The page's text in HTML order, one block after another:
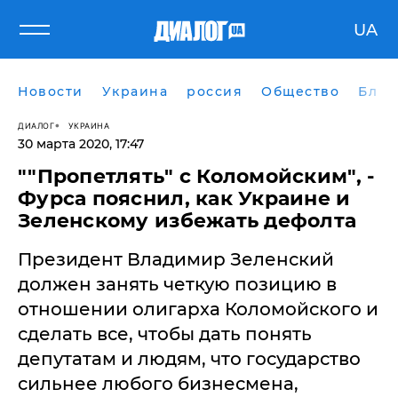
UA
Новости Украина россия Общество
ДИАЛОГ УКРАИНА
30 марта 2020, 17:47
""Пропетлять" с Коломойским", -
Фурса пояснил, как Украине и
Зеленскому избежать дефолта
Президент Владимир Зеленский
должен занять четкую позицию в
отношении олигарха Коломойского и
сделать все, чтобы дать понять
депутатам и людям, что государство
сильнее любого бизнесмена,